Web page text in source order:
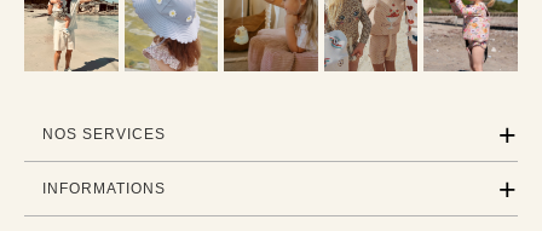
NOS SERVICES
INFORMATIONS